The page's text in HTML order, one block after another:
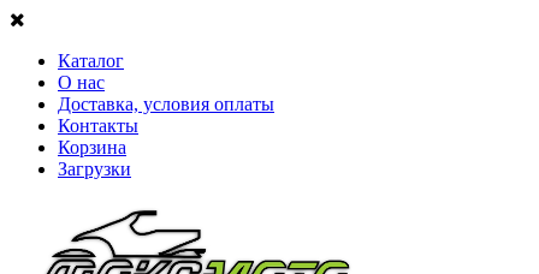
Каталог
О нас
Доставка, условия оплаты
Контакты
Корзина
Загрузки